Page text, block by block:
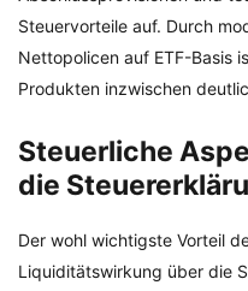
Steuervorteile auf. Durch
Nettopolicen auf ETF-Basis
Produkten inzwischen
Steuerliche
die
Der wohl wichtigste Vorteil
Liquiditätswirkung über die